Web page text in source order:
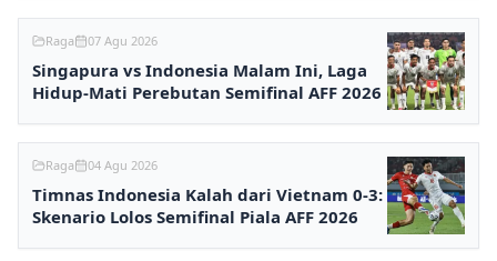
Raga 07 Agu 2026
Singapura vs Indonesia Malam Ini, Laga
Hidup-Mati Perebutan Semifinal AFF 2026
Raga 04 Agu 2026
Timnas Indonesia Kalah dari Vietnam 0-3:
Skenario Lolos Semifinal Piala AFF 2026